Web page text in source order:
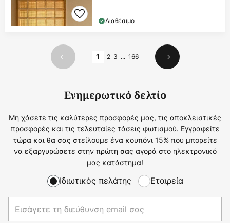
Διαθέσιμο
Προηγούμενο
1 2 3 ... 166
Επόμενο
Ενημερωτικό δελτίο
Μη χάσετε τις καλύτερες προσφορές μας, τις αποκλειστικές
προσφορές και τις τελευταίες τάσεις φωτισμού. Εγγραφείτε
τώρα και θα σας στείλουμε ένα κουπόνι 15% που μπορείτε
να εξαργυρώσετε στην πρώτη σας αγορά στο ηλεκτρονικό
μας κατάστημα!
Ιδιωτικός πελάτης Εταιρεία